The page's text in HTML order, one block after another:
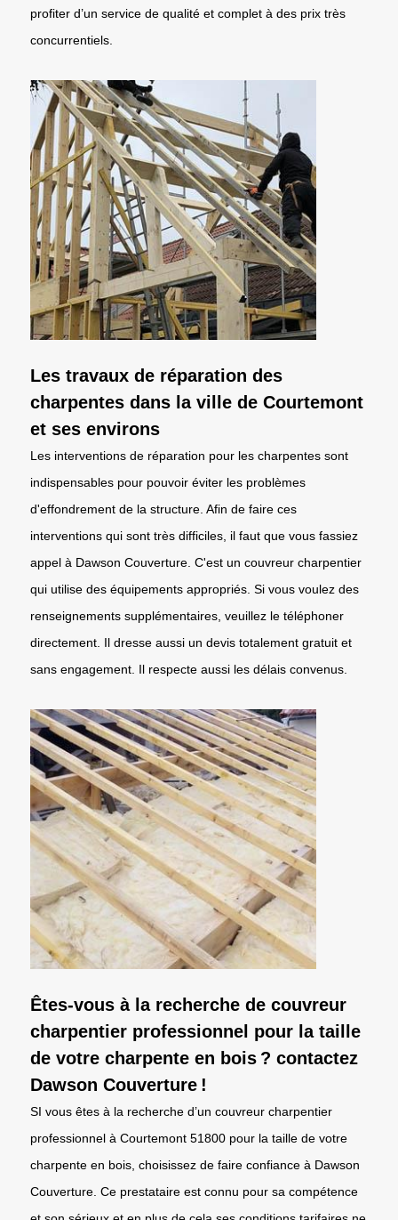
profiter d’un service de qualité et complet à des prix très
concurrentiels.
Les travaux de réparation des
charpentes dans la ville de Courtemont
et ses environs
Les interventions de réparation pour les charpentes sont
indispensables pour pouvoir éviter les problèmes
d'effondrement de la structure. Afin de faire ces
interventions qui sont très difficiles, il faut que vous fassiez
appel à Dawson Couverture. C'est un couvreur charpentier
qui utilise des équipements appropriés. Si vous voulez des
renseignements supplémentaires, veuillez le téléphoner
directement. Il dresse aussi un devis totalement gratuit et
sans engagement. Il respecte aussi les délais convenus.
Êtes-vous à la recherche de couvreur
charpentier professionnel pour la taille
de votre charpente en bois ? contactez
Dawson Couverture !
SI vous êtes à la recherche d’un couvreur charpentier
professionnel à Courtemont 51800 pour la taille de votre
charpente en bois, choisissez de faire confiance à Dawson
Couverture. Ce prestataire est connu pour sa compétence